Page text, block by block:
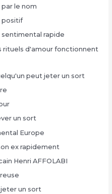
le nom
positif
rapide
rituels d'amour fonctionnent
peut jeter un sort
un sort
Europe
ex rapidement
Henri AFFOLABI
un sort